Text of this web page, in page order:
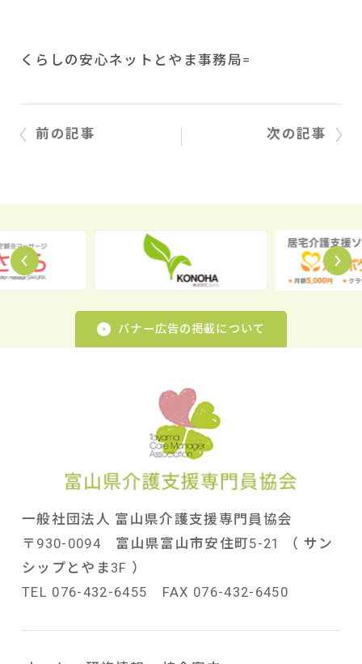
くらしの安心ネットとやま事務局=
前の記事 次の記事
Prev
バナー広告の掲載について
一般社団法人 富山県介護支援専門員協会
〒930-0094 富山県富山市安住町5-21 （ サン
シップとやま3F ）
TEL 076-432-6455 FAX 076-432-6450